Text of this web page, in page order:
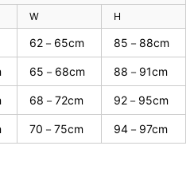
W H
62－65cm 85－88cm
65－68cm 88－91cm
68－72cm 92－95cm
70－75cm 94－97cm